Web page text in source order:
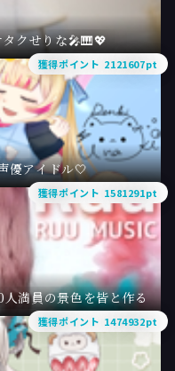
クせりな🎤🎹💖
優アイドル🤍
獲得ポイント 2121607pt
員の景色を皆と作る
獲得ポイント 1581291pt
獲得ポイント 1474932pt